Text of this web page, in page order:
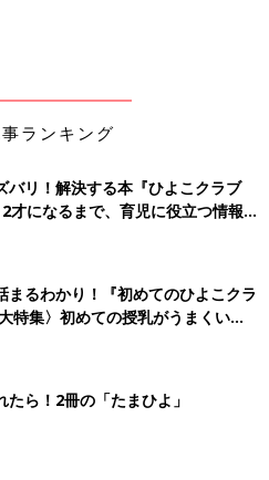
ランキング
バリ！解決する本『ひよこクラブ
になるまで、育児に役立つ情報が
まるわかり！『初めてのひよこクラ
特集〉初めての授乳がうまくい
ルクの基本と夏のトラブル 解決テ
ら！2冊の「たまひよ」